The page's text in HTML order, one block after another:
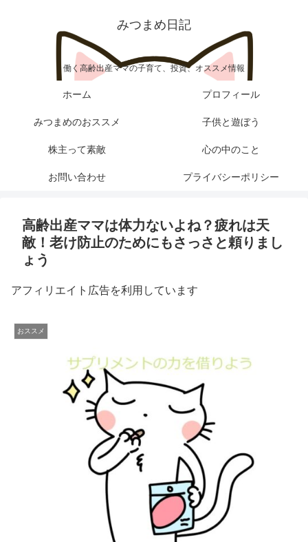
みつまめ日記
働く高齢出産ママの子育て、投資、オススメ情報
ホーム プロフィール
みつまめのおススメ 子供と遊ぼう
株主って素敵 心の中のこと
お問い合わせ プライバシーポリシー
高齢出産ママは体力ないよね？疲れは天
敵！老け防止のためにもさっさと頼りまし
ょう
アフィリエイト広告を利用しています
おススメ